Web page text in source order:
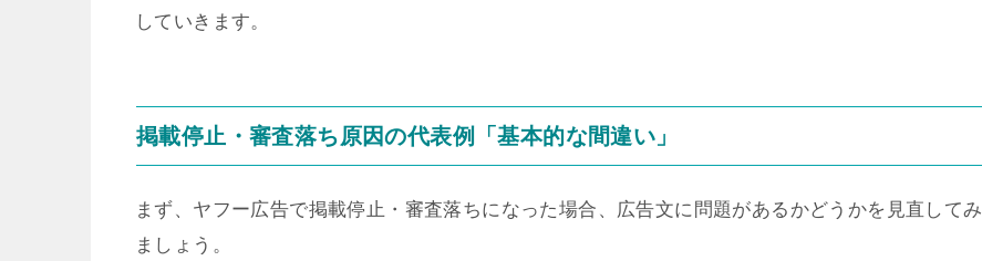
していきます。
掲載停止・審査落ち原因の代表例「基本的な間違い」
まず、ヤフー広告で掲載停止・審査落ちになった場合、広告文に問題があるかどうかを見直してみ
ましょう。